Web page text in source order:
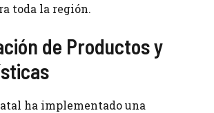
toda la región.
de Productos y
ha implementado una